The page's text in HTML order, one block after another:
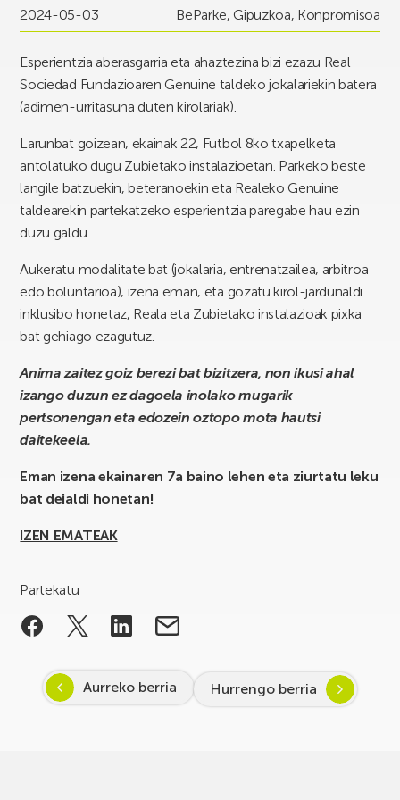
2024-05-03 BeParke,Gipuzkoa, Konpromisoa
Esperientzia aberasgarria eta ahaztezina bizi ezazu Real
Sociedad Fundazioaren Genuine taldeko jokalariekin batera
(adimen-urritasuna duten kirolariak).
Larunbat goizean, ekainak 22, Futbol 8ko txapelketa
antolatuko dugu Zubietako instalazioetan. Parkeko beste
langile batzuekin, beteranoekin eta Realeko Genuine
taldearekin partekatzeko esperientzia paregabe hau ezin
duzu galdu.
Aukeratu modalitate bat (jokalaria, entrenatzailea, arbitroa
edo boluntarioa), izena eman, eta gozatu kirol-jardunaldi
inklusibo honetaz, Reala eta Zubietako instalazioak pixka
bat gehiago ezagutuz.
Anima zaitez goiz berezi bat bizitzera, non ikusi ahal
izango duzun ez dagoela inolako mugarik
pertsonengan eta edozein oztopo mota hautsi
daitekeela.
Eman izena ekainaren 7a baino lehen eta ziurtatu leku
bat deialdi honetan!
IZEN EMATEAK
Partekatu
Aurreko berria Hurrengo berria